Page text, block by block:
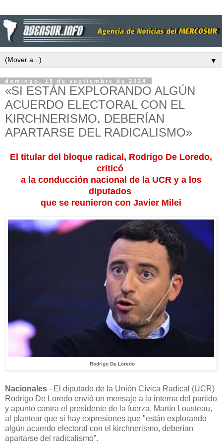
▼
domingo, 15 de septiembre de 2024
«SI ESTÁN EXPLORANDO ALGÚN
ACUERDO ELECTORAL CON EL
KIRCHNERISMO, DEBERÍAN
APARTARSE DEL RADICALISMO»
El titular del bloque radical, Rodrigo De Loredo,
criticó
a la conducción nacional de la UCR y a los
diputados
que se reunieron con Javier Milei
Rodrigo De Loredo
Nacionales - El diputado de la Unión Cívica Radical (UCR)
Rodrigo De Loredo envió un mensaje a la interna del partido
y apuntó contra el presidente de la fuerza, Martín Lousteau,
al plantear que si hay expresiones que "están explorando
algún acuerdo electoral con el kirchnerismo, deberían
apartarse del radicalismo”.